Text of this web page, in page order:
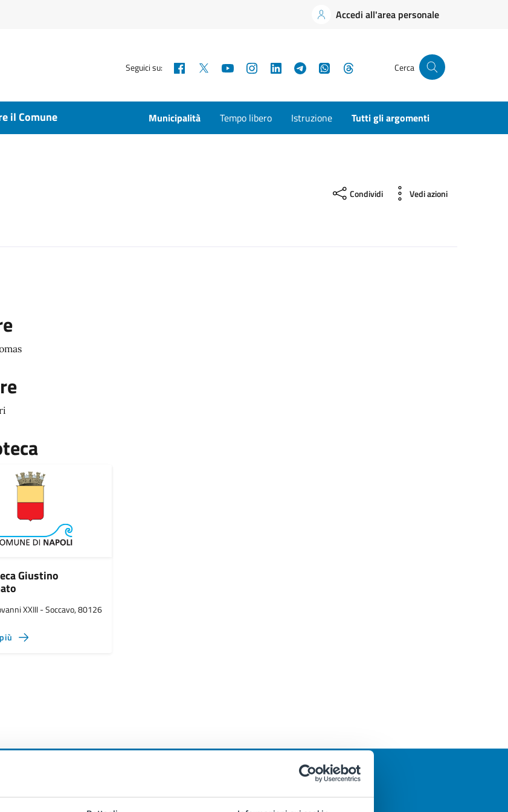
Accedi all'area personale
Seguici su: Facebook YouTubeInstagramLinkedInTelegramWhatsApp Cerca
il Comune Municipalità Tempo libero Istruzione Tutti gli argomenti
Condividi Vedi azioni
Giustino
XXIII - Soccavo, 80126